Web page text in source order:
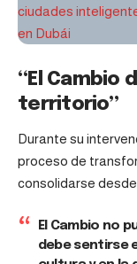
ciudades
en Dubái
“El Cambio
territorio”
Durante su
proceso de
consolidarse desde
El Cambio no
debe sentirse